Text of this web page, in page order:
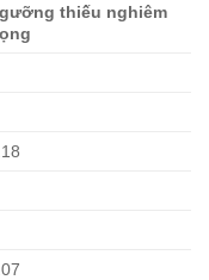
thiếu nghiêm